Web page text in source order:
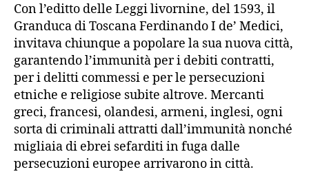
Con l’editto delle Leggi livornine, del 1593, il
Granduca di Toscana Ferdinando I de’ Medici,
invitava chiunque a popolare la sua nuova città,
garantendo l’immunità per i debiti contratti,
per i delitti commessi e per le persecuzioni
etniche e religiose subite altrove. Mercanti
greci, francesi, olandesi, armeni, inglesi, ogni
sorta di criminali attratti dall’immunità nonché
migliaia di ebrei sefarditi in fuga dalle
persecuzioni europee arrivarono in città.